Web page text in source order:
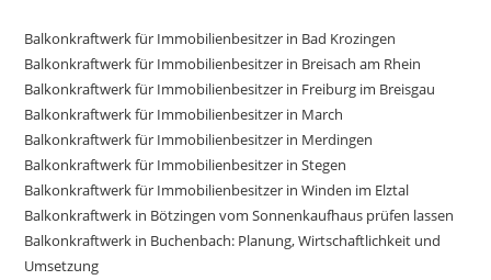
Balkonkraftwerk für Immobilienbesitzer in Bad Krozingen
Balkonkraftwerk für Immobilienbesitzer in Breisach am Rhein
Balkonkraftwerk für Immobilienbesitzer in Freiburg im Breisgau
Balkonkraftwerk für Immobilienbesitzer in March
Balkonkraftwerk für Immobilienbesitzer in Merdingen
Balkonkraftwerk für Immobilienbesitzer in Stegen
Balkonkraftwerk für Immobilienbesitzer in Winden im Elztal
Balkonkraftwerk in Bötzingen vom Sonnenkaufhaus prüfen lassen
Balkonkraftwerk in Buchenbach: Planung, Wirtschaftlichkeit und
Umsetzung